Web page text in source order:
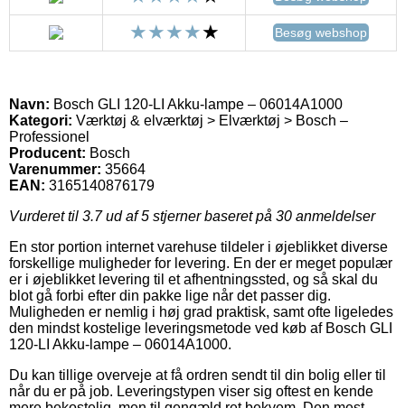
Besøg webshop
Navn: Bosch GLI 120-LI Akku-lampe – 06014A1000
Kategori: Værktøj & elværktøj > Elværktøj > Bosch –
Professionel
Producent: Bosch
Varenummer: 35664
EAN: 3165140876179
Vurderet til 3.7ud af 5 stjerner baseret på 30 anmeldelser
En stor portion internet varehuse tildeler i øjeblikket diverse
forskellige muligheder for levering. En der er meget populær
er i øjeblikket levering til et afhentningssted, og så skal du
blot gå forbi efter din pakke lige når det passer dig.
Muligheden er nemlig i høj grad praktisk, samt ofte ligeledes
den mindst kostelige leveringsmetode ved køb af Bosch GLI
120-LI Akku-lampe – 06014A1000.
Du kan tillige overveje at få ordren sendt til din bolig eller til
når du er på job. Leveringstypen viser sig oftest en kende